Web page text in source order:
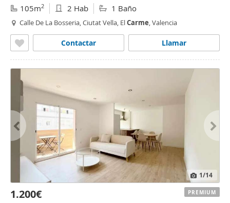
105m2 2 Hab 1 Baño
Calle De La Bosseria, Ciutat Vella, ElCarme, Valencia
Llamar
Contactar
1/14
1.200€ PREMIUM